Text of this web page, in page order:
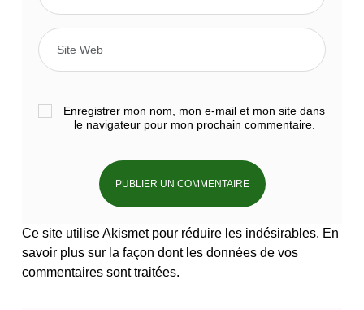
Enregistrer mon nom, mon e-mail et mon site dans
le navigateur pour mon prochain commentaire.
Ce site utilise Akismet pour réduire les indésirables. En
savoir plus sur la façon dont les données de vos
commentaires sont traitées.